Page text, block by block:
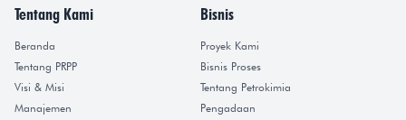
Tentang Kami
Beranda
Tentang PRPP
Visi & Misi
Manajemen
Bisnis
Proyek Kami
Bisnis Proses
Tentang Petrokimia
Pengadaan